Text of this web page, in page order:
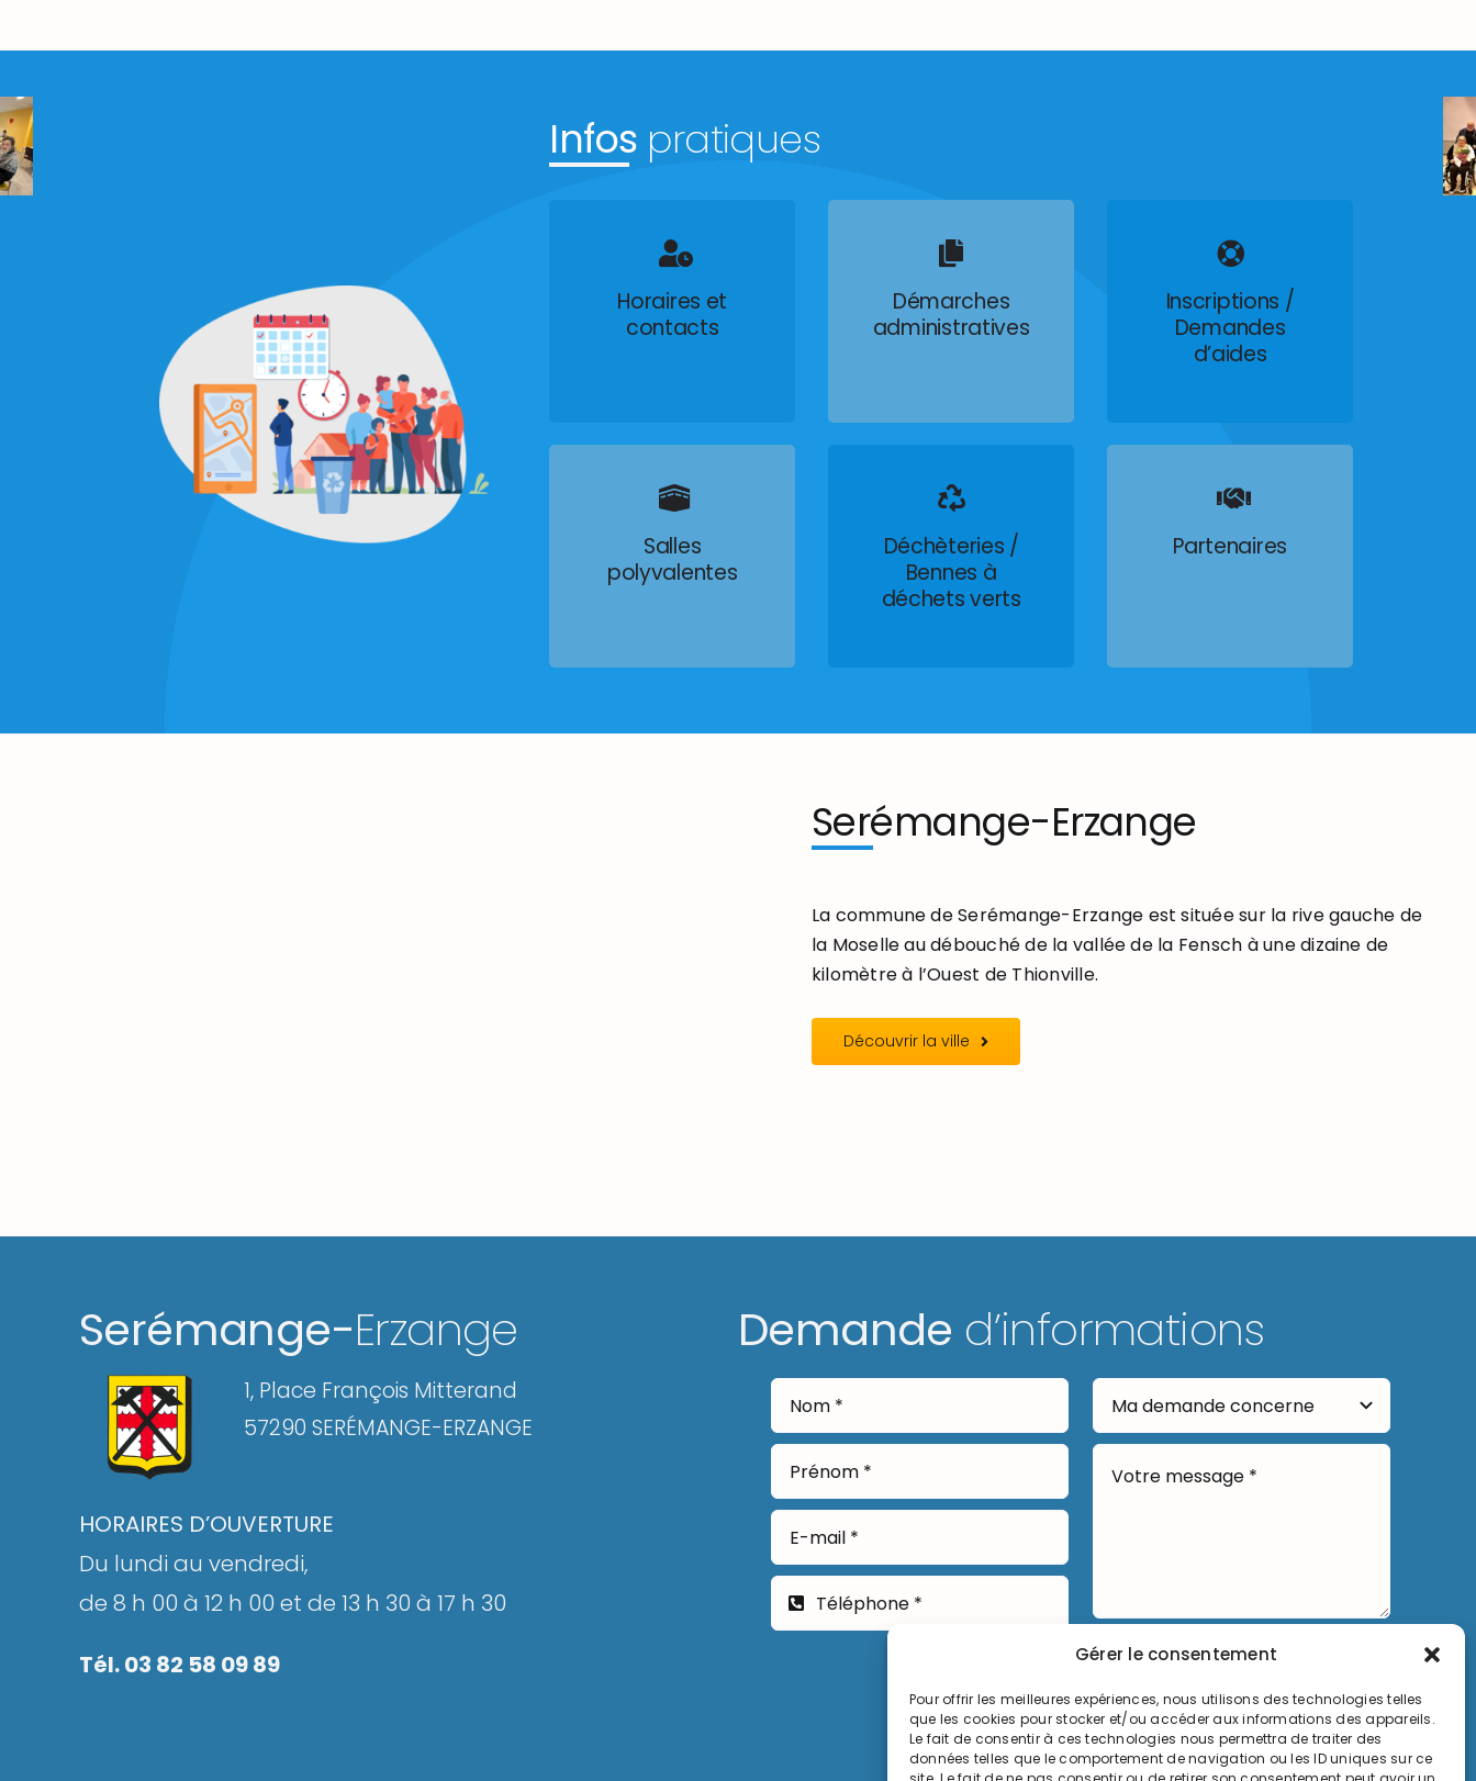
Gérer le consentement
Pour offrir les meilleures expériences, nous utilisons des technologies telles
que les cookies pour stocker et/ou accéder aux informations des appareils.
Le fait de consentir à ces technologies nous permettra de traiter des
données telles que le comportement de navigation ou les ID uniques sur ce
Infos pratiques
Horaires et
contacts
Démarches
administratives
Inscriptions /
Demandes
d’aides
Salles
polyvalentes
Déchèteries /
Bennes à
déchets verts
Partenaires
Serémange-Erzange
La commune de Serémange-Erzange est située sur la rive gauche de
la Moselle au débouché de la vallée de la Fensch à une dizaine de
kilomètre à l’Ouest de Thionville.
Découvrir la ville
Serémange-Erzange
1, Place François Mitterand
57290 SERÉMANGE-ERZANGE
HORAIRES D’OUVERTURE
Du lundi au vendredi,
de 8 h 00 à 12 h 00 et de 13 h 30 à 17 h 30
Tél. 03 82 58 09 89
Demande d’informations
Envoyer